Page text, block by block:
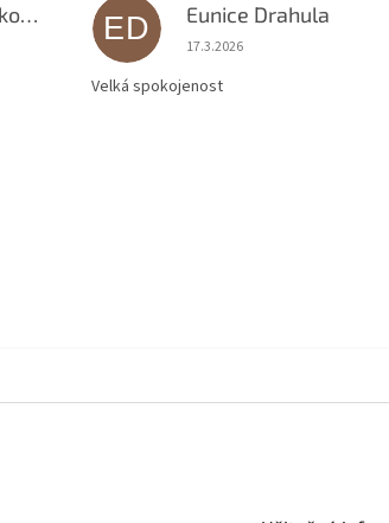
Veronika Pavlíčková
5 z 5 hvězdiček.ED Eunice Drahula
Hodnocení obchodu je 5 z 5
17.3.2026
Velká spokojenost